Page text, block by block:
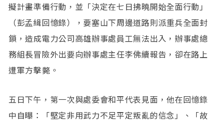
擬計畫準備行動，並「決定在七日拂曉開始全面行動」
（彭孟緝回憶錄），要塞山下周邊道路則派重兵全面封
鎖，造成電力公司高雄辦事處員工無法出入，辦事處總
務組長冒險外出要向辦事處主任李佛續報告，卻在路上
遭軍方擊斃。
五日下午，第一次與處委會和平代表見面，他在回憶錄
中自曝：「堅定非用武力不足平定叛亂的信念」、「故